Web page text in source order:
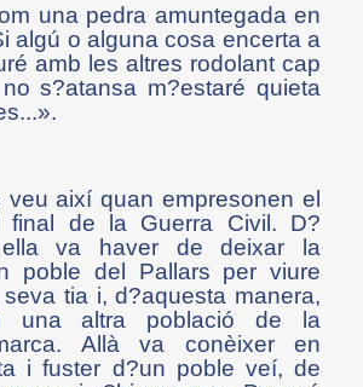
una pedra amuntegada en
algú o alguna cosa encerta a
amb les altres rodolant cap
s?atansa m?estaré quieta
veu així quan empresonen el
final de la Guerra Civil. D?
ella va haver de deixar la
poble del Pallars per viure
tia i, d?aquesta manera,
una altra població de la
Allà va conèixer en
i fuster d?un poble veí, de